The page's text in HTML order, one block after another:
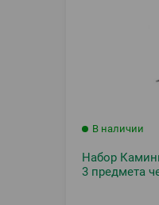
В наличии
Набор
3 предмета